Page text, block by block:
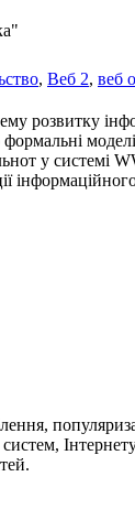
, Веб 2, веб
розвитку
у